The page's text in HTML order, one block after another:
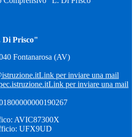
Di Prisco"
Fontanarosa (AV)
Link per inviare una mail
Link per inviare una mail
AVIC87300X
UFX9UD